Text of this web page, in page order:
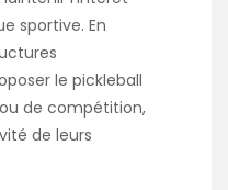
sportive. En
le pickleball
de compétition,
de leurs